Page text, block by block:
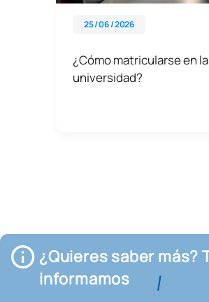
25 / 06 / 2026
¿Cómo matricularse en la
universidad?
¿Quieres saber más?
informamos